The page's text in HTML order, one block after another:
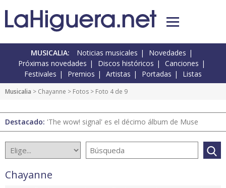
MUSICALIA: Noticias musicales
Novedades
Próximas novedades
Discos históricos
Canciones
Festivales
Premios Artistas Portadas Listas
Musicalia > Chayanne > Fotos > Foto 4 de 9
Destacado: 'The wow! signal' es el décimo álbum de Muse
Chayanne